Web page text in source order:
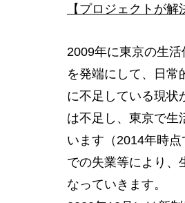
【プロジェクトが
2009年に東京の生
を発端にして、日常
に不足している現状
は不足し、東京で生
います（2014年時
での失業等により、
なっていきます。